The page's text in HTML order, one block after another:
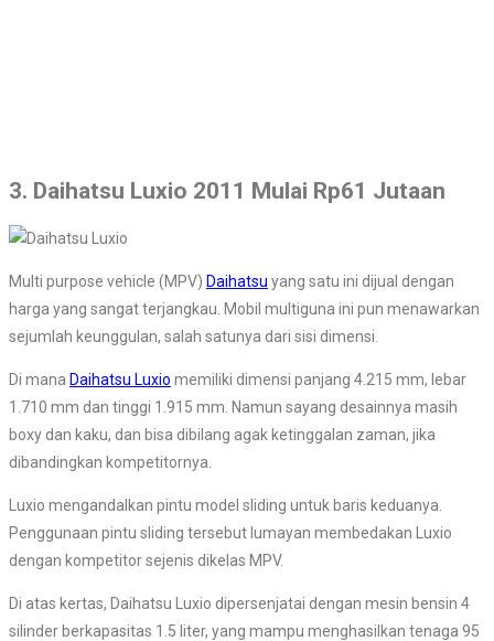
3. Daihatsu Luxio 2011 Mulai Rp61 Jutaan
Multi purpose vehicle (MPV) Daihatsu yang satu ini dijual dengan
harga yang sangat terjangkau. Mobil multiguna ini pun menawarkan
sejumlah keunggulan, salah satunya dari sisi dimensi.
Di mana Daihatsu Luxio memiliki dimensi panjang 4.215 mm, lebar
1.710 mm dan tinggi 1.915 mm. Namun sayang desainnya masih
boxy dan kaku, dan bisa dibilang agak ketinggalan zaman, jika
dibandingkan kompetitornya.
Luxio mengandalkan pintu model sliding untuk baris keduanya.
Penggunaan pintu sliding tersebut lumayan membedakan Luxio
dengan kompetitor sejenis dikelas MPV.
Di atas kertas, Daihatsu Luxio dipersenjatai dengan mesin bensin 4
silinder berkapasitas 1.5 liter, yang mampu menghasilkan tenaga 95